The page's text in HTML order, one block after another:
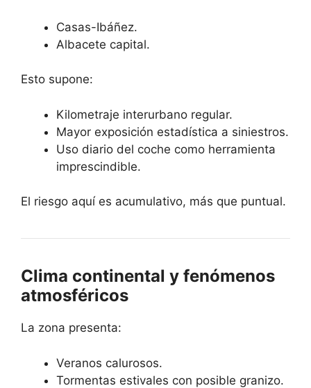
Casas-Ibáñez.
Albacete capital.
Esto supone:
Kilometraje interurbano regular.
Mayor exposición estadística a siniestros.
Uso diario del coche como herramienta
imprescindible.
El riesgo aquí es acumulativo, más que puntual.
Clima continental y fenómenos
atmosféricos
La zona presenta:
Veranos calurosos.
Tormentas estivales con posible granizo.